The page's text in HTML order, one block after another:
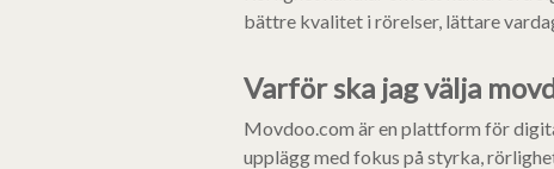
bättre kvalitet i rörelser, lättare
Varför ska jag välja
Movdoo.com är en plattform för
upplägg med fokus på styrka,